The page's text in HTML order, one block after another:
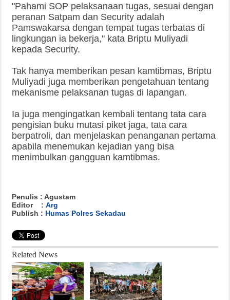
"Pahami SOP pelaksanaan tugas, sesuai dengan
peranan Satpam dan Security adalah
Pamswakarsa dengan tempat tugas terbatas di
lingkungan ia bekerja," kata Briptu Muliyadi
kepada Security.
Tak hanya memberikan pesan kamtibmas, Briptu
Muliyadi juga memberikan pengetahuan tentang
mekanisme pelaksanan tugas di lapangan.
Ia juga mengingatkan kembali tentang tata cara
pengisian buku mutasi piket jaga, tata cara
berpatroli, dan menjelaskan penanganan pertama
apabila menemukan kejadian yang bisa
menimbulkan gangguan kamtibmas.
Penulis : Agustam
Editor : Arg
Publish : Humas Polres Sekadau
Related News